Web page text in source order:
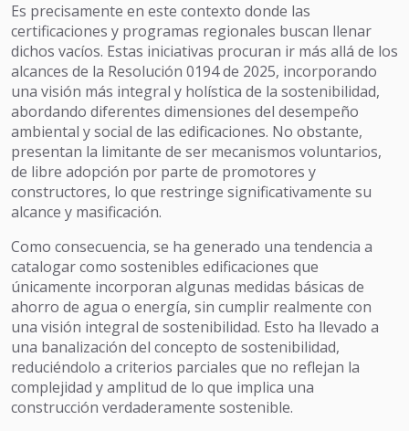
Es precisamente en este contexto donde las
certificaciones y programas regionales buscan llenar
dichos vacíos. Estas iniciativas procuran ir más allá de los
alcances de la Resolución 0194 de 2025, incorporando
una visión más integral y holística de la sostenibilidad,
abordando diferentes dimensiones del desempeño
ambiental y social de las edificaciones. No obstante,
presentan la limitante de ser mecanismos voluntarios,
de libre adopción por parte de promotores y
constructores, lo que restringe significativamente su
alcance y masificación.
Como consecuencia, se ha generado una tendencia a
catalogar como sostenibles edificaciones que
únicamente incorporan algunas medidas básicas de
ahorro de agua o energía, sin cumplir realmente con
una visión integral de sostenibilidad. Esto ha llevado a
una banalización del concepto de sostenibilidad,
reduciéndolo a criterios parciales que no reflejan la
complejidad y amplitud de lo que implica una
construcción verdaderamente sostenible.